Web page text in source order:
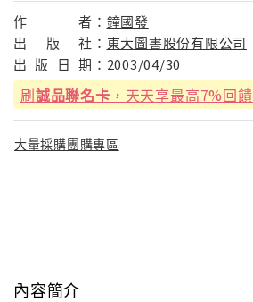
作 者： 鐘國發
出
版 社： 東大圖書股份有限公司
出 版 日 期： 2003/04/30
刷誠品聯名卡 ，天天享最高7%回饋
大量採購團購專區
內容簡介